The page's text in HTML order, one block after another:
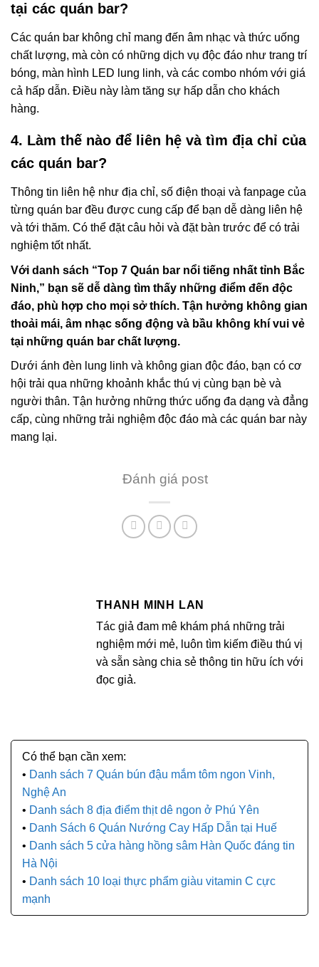
tại các quán bar?
Các quán bar không chỉ mang đến âm nhạc và thức uống
chất lượng, mà còn có những dịch vụ độc đáo như trang trí
bóng, màn hình LED lung linh, và các combo nhóm với giá
cả hấp dẫn. Điều này làm tăng sự hấp dẫn cho khách
hàng.
4. Làm thế nào để liên hệ và tìm địa chỉ của
các quán bar?
Thông tin liên hệ như địa chỉ, số điện thoại và fanpage của
từng quán bar đều được cung cấp để bạn dễ dàng liên hệ
và tới thăm. Có thể đặt câu hỏi và đặt bàn trước để có trải
nghiệm tốt nhất.
Với danh sách “Top 7 Quán bar nổi tiếng nhất tỉnh Bắc
Ninh,” bạn sẽ dễ dàng tìm thấy những điểm đến độc
đáo, phù hợp cho mọi sở thích. Tận hưởng không gian
thoải mái, âm nhạc sống động và bầu không khí vui vẻ
tại những quán bar chất lượng.
Dưới ánh đèn lung linh và không gian độc đáo, bạn có cơ
hội trải qua những khoảnh khắc thú vị cùng bạn bè và
người thân. Tận hưởng những thức uống đa dạng và đẳng
cấp, cùng những trải nghiệm độc đáo mà các quán bar này
mang lại.
Đánh giá post
THANH MINH LAN
Tác giả đam mê khám phá những trải
nghiệm mới mẻ, luôn tìm kiếm điều thú vị
và sẵn sàng chia sẻ thông tin hữu ích với
đọc giả.
Danh sách 7 Quán bún đậu mắm tôm ngon Vinh,
Nghệ An
Danh sách 8 địa điểm thịt dê ngon ở Phú Yên
Danh Sách 6 Quán Nướng Cay Hấp Dẫn tại Huế
Danh sách 5 cửa hàng hồng sâm Hàn Quốc đáng tin
Hà Nội
Danh sách 10 loại thực phẩm giàu vitamin C cực
mạnh